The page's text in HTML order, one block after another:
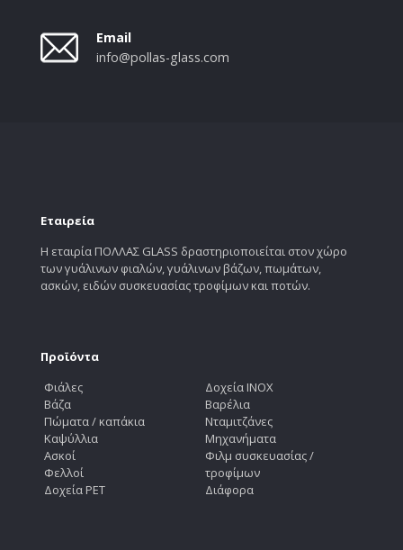
Email
info@pollas-glass.com
Εταιρεία
Η εταιρία ΠΟΛΛΑΣ GLASS δραστηριοποιείται στον χώρο
των γυάλινων φιαλών, γυάλινων βάζων, πωμάτων,
ασκών, ειδών συσκευασίας τροφίμων και ποτών.
Προϊόντα
Φιάλες
Βάζα
Πώματα / καπάκια
Καψύλλια
Ασκοί
Φελλοί
Δοχεία PET
Δοχεία INOX
Βαρέλια
Νταμιτζάνες
Μηχανήματα
Φιλμ συσκευασίας /
τροφίμων
Διάφορα